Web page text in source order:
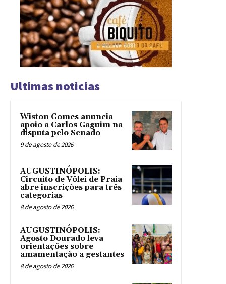
Ultimas noticias
Wiston Gomes anuncia
apoio a Carlos Gaguim na
disputa pelo Senado
9 de agosto de 2026
AUGUSTINÓPOLIS:
Circuito de Vôlei de Praia
abre inscrições para três
categorias
8 de agosto de 2026
AUGUSTINÓPOLIS:
Agosto Dourado leva
orientações sobre
amamentação a gestantes
8 de agosto de 2026